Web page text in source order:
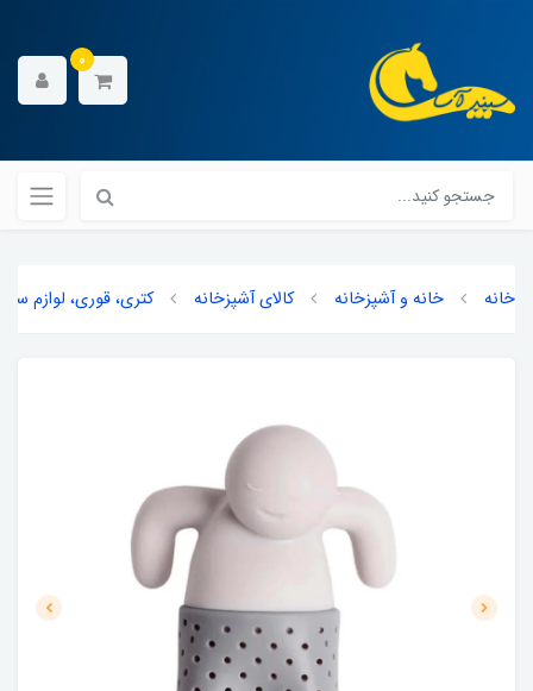
0
خانه خانه و آشپزخانه کالای آشپزخانه کتری، قوری، لوازم